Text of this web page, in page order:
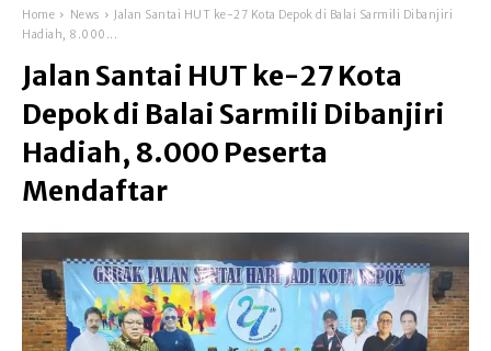
Home News
Jalan Santai HUT ke-27 Kota Depok di Balai Sarmili Dibanjiri
Hadiah, 8.000...
Jalan Santai HUT ke-27 Kota
Depok di Balai Sarmili Dibanjiri
Hadiah, 8.000 Peserta
Mendaftar